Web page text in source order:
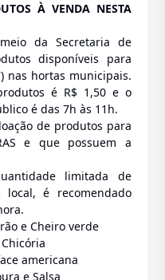
À VENDA NESTA
da Secretaria de
disponíveis para
nas hortas municipais.
é R$ 1,50 e o
é das 7h às 11h.
de produtos para
e que possuem a
limitada de
é recomendado
e Cheiro verde
americana
e Salsa